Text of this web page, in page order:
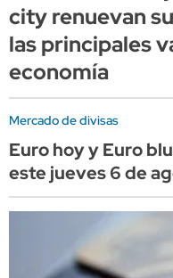
city renuevan
las principales
economía
Mercado de divisas
Euro hoy y Euro
este jueves 6 de